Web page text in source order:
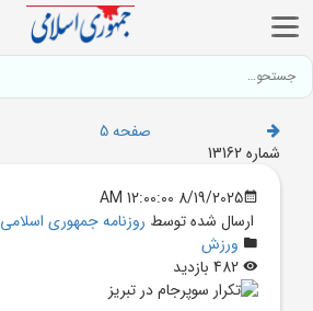
صفحه 5
شماره 13162
8/19/2025 12:00:00 AM
ارسال شده توسط روزنامه جمهوری اسلامی
ورزش